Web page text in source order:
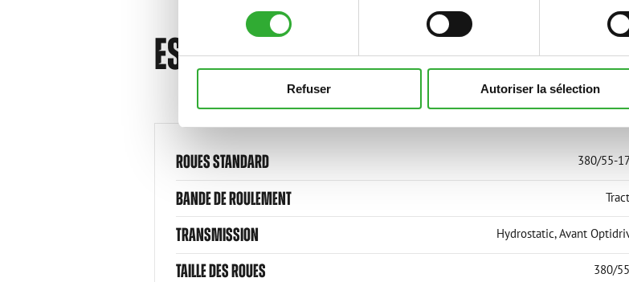
consentement
Refuser Autoriser la sélection
ESPECIFICACIONES TÉCNICAS
ROUES STANDARD 380/55-
BANDE DE ROULEMENT
TRANSMISSION Hydrostatic, Avant
TAILLE DES ROUES 380/